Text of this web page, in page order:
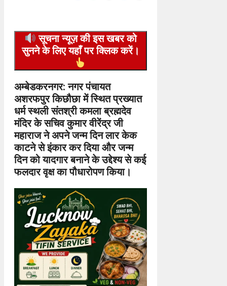
सूचना न्यूज़ की इस खबर को
सुनने के लिए यहाँ पर क्लिक करें।
अम्बेडकरनगर: नगर पंचायत
अशरफपुर किछौछा में स्थित प्रख्यात
धर्म स्थली संतश्री कमला ब्रह्मदेव
मंदिर के सचिव कुमार वीरेंद्र जी
महाराज ने अपने जन्म दिन लार केक
काटने से इंकार कर दिया और जन्म
दिन को यादगार बनाने के उद्देश्य से कई
फलदार वृक्ष का पौधारोपण किया।